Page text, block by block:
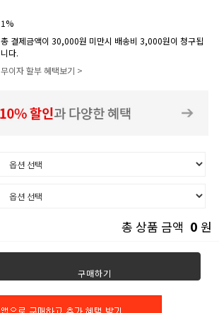
1%
총 결제금액이 30,000원 미만시 배송비 3,000원이 청구됩
니다.
무이자 할부 혜택보기 >
총 상품 금액 0 원
구매하기